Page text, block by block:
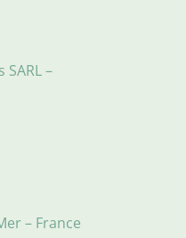
–
– France